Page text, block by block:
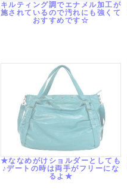
キルティング調でエナメル加工が
施されているので汚れにも強くて
おすすめです☆
★ななめがけショルダーとしても
♪デートの時は両手がフリーにな
るよ★